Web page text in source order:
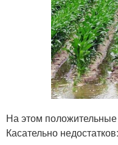
На этом
Касательно недостатков: